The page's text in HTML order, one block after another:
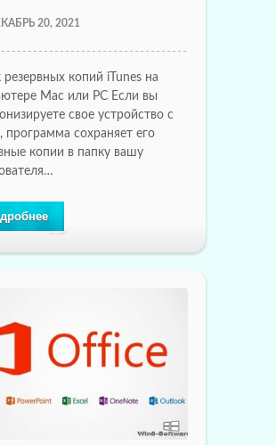
20, 2021
резервных копий iTunes на
Mac или PC Если вы
свое устройство с
программа сохраняет его
копии в папку вашу